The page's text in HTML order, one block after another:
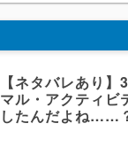
【ネタバレあり
マル・アクティビ
したんだよね……